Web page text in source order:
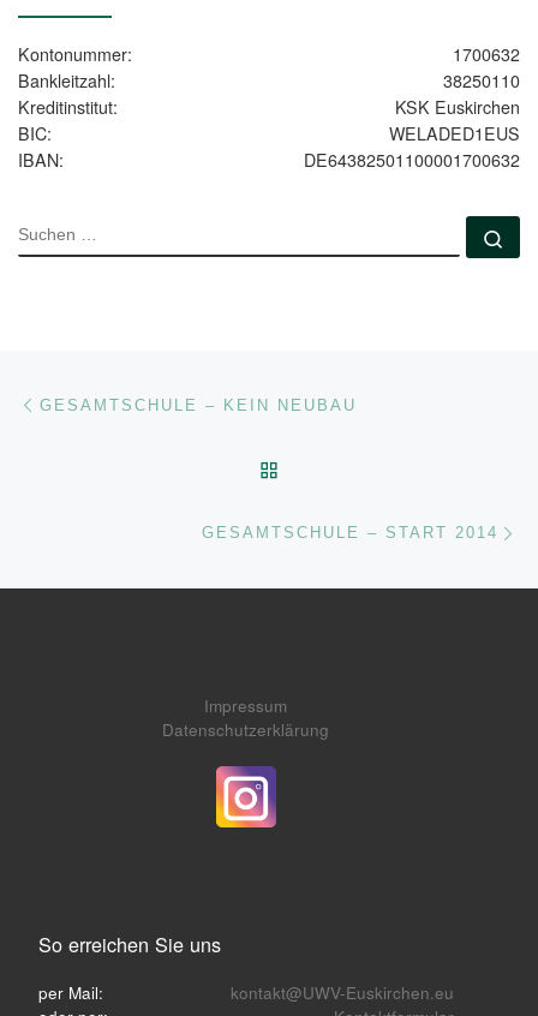
Kontonummer:
1700632
Bankleitzahl:
38250110
Kreditinstitut:
KSK Euskirchen
BIC:
WELADED1EUS
IBAN:
DE64382501100001700632
SUCHE
Beitragsnavigation
GESAMTSCHULE – KEIN NEUBAU
GESAMTSCHULE – START 2014
Impressum
Datenschutzerklärung
So erreichen Sie uns
per Mail:
kontakt@UWV-Euskirchen.eu